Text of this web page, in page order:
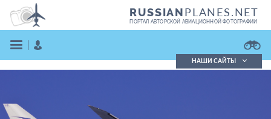
RUSSIANPLANES.NET
ПОРТАЛ АВТОРСКОЙ АВИАЦИОННОЙ ФОТОГРАФИИ
Кратко
НАШИ САЙТЫ